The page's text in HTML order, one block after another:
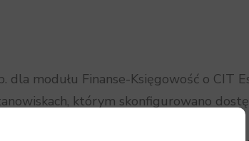
modułu Finanse-Księgowość o CIT
którym skonfigurowano